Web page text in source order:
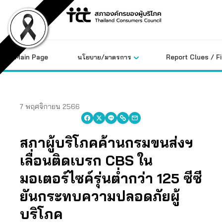
content
Main Page นโยบาย/มาตรการ Report Clues /
7 พฤศจิกายน 2566
สภาผู้บริโภคค้านกรมขนส่งฯ
เลื่อนติดเบรก CBS ใน
มอเตอร์ไซค์รุ่นต่ำกว่า 125 ซีซี
ยันกระทบความปลอดภัยผู้
บริโภค